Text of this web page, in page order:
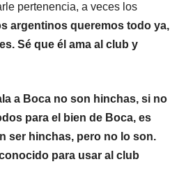
pertenencia, a veces los
argentinos queremos todo ya,
Sé que él ama al club y
a Boca no son hinchas, si no
para el bien de Boca, es
ser hinchas, pero no lo son.
para usar al club